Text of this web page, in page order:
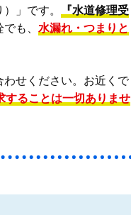
」です。
『水道修理受
でも、水漏れ・つまりと
せください。お近くで
することは一切ありませ